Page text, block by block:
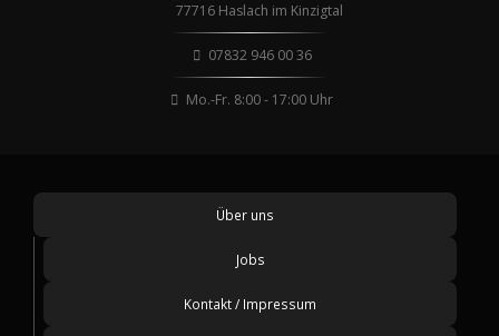
77716 Haslach im Kinzigtal
07832 946 00 36
Mo.-Fr. 8:00 - 17:00 Uhr
Über uns
Jobs
Kontakt / Impressum